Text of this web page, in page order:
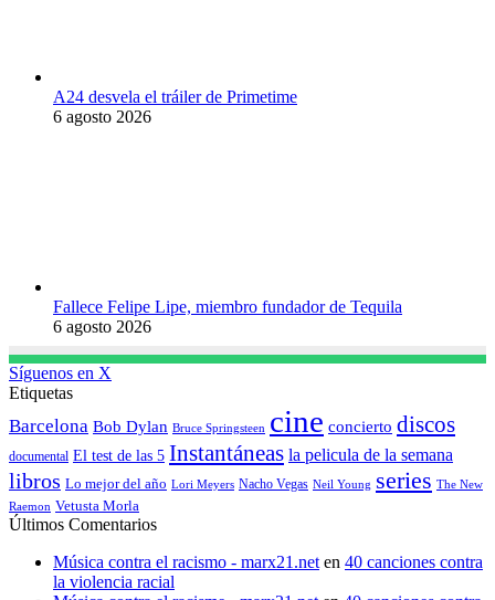
A24 desvela el tráiler de Primetime
6 agosto 2026
Fallece Felipe Lipe, miembro fundador de Tequila
6 agosto 2026
Síguenos en X
Etiquetas
Barcelona Bob Dylan Bruce Springsteen cine concierto discos
documental El test de las 5 Instantáneas la pelicula de la semana
libros Lo mejor del año Lori Meyers Nacho Vegas Neil Young series The New
Raemon Vetusta Morla
Últimos Comentarios
Música contra el racismo - marx21.neten 40 canciones contra
la violencia racial